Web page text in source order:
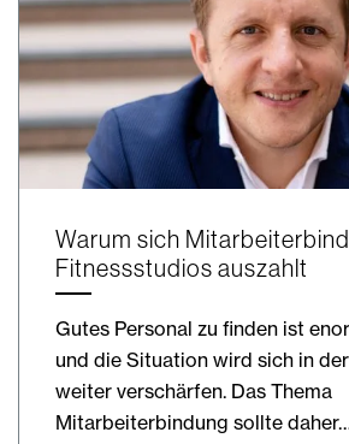
Warum sich
Fitnessstudios auszahlt
Gutes Personal zu finden ist
und die Situation wird sich in
weiter verschärfen. Das Thema
Mitarbeiterbindung sollte